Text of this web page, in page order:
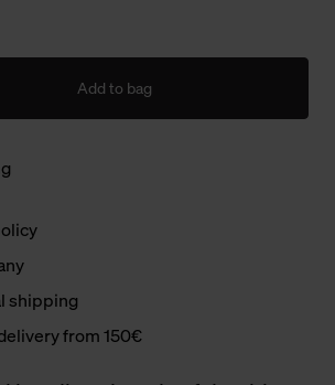
Add to bag
shipping
from 150€